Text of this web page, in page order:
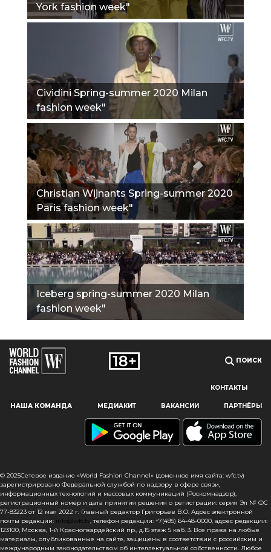
Наш сайт использует файлы cookie и похожие технологии,
пользователям, предоставляя персонализированную
информацию, запоминая предпочтения в области
сайта, вы подтверждаете свое согласие на использование
файлов cookie в соответствии с настоящим уведомлением
в отношении данного типа файлов. Если вы не согласны
с тем, чтобы мы использовали данный тип файлов,
то вы должны соответствующим образом установить
настройки вашего браузера или не использовать сайт wfc.tv
York fashion week"
Cividini Spring-summer 2020 Milan
fashion week"
Christian Wijnants Spring-summer 2020
Paris fashion week"
Iceberg spring-summer 2020 Milan
fashion week"
ПОИСК
КОНТАКТЫ
НАША КОМАНДА МЕДИАКИТ ВАКАНСИИ ПАРТНЁРЫ
© 2025Сетевое издание «World Fashion Channel» (доменное имя сайта: wfc.tv)
зарегистрировано Федеральной службой по надзору в сфере связи,
информационных технологий и массовых коммуникаций (Роскомнадзор),
регистрационный номер и дата принятия решения о регистрации: серия Эл № ФС
77-83223 от 12 мая 2022 г. Главный редактор Григорьев В.О. Адрес электронной
почты редакции: info@wfc.tv, телефон редакции: +7(495) 64-48-0000, адрес редакции:
123100, Москва, 1-й Красногвардейский пр., д.15 этаж 5 каб. 3. Все права на любые
материалы, опубликованные на сайте, защищены в соответствии с российским и
международным законодательством об интеллектуальной собственности. Любое